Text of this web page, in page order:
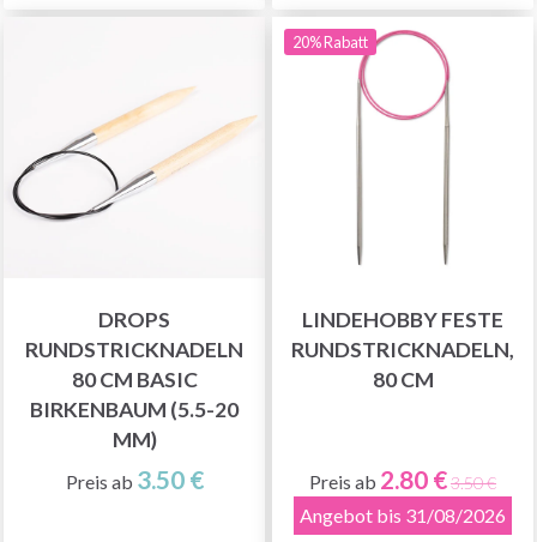
DROPS
RUNDSTRICKNADELN
80 CM BASIC
BIRKENBAUM (5.5-20
MM)
Preis ab 3.50 €
20% Rabatt
LINDEHOBBY FESTE
RUNDSTRICKNADELN,
80 CM
Preis ab 2.80 €3.50 €
Angebot bis 31/08/2026